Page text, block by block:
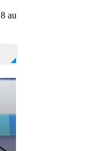
+31°C